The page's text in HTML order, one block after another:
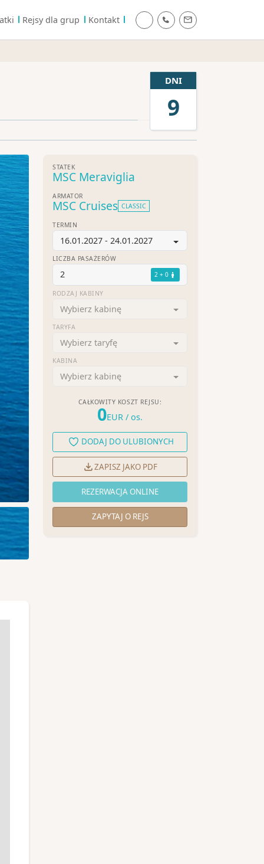
Rejsy dla grup Kontakt
DNI
9
STATEK
MSC Meraviglia
ARMATOR
MSC Cruises CLASSIC
TERMIN
16.01.2027 - 24.01.2027
LICZBA PASAŻERÓW
2 2 + 0
RODZAJ KABINY
Wybierz kabinę
TARYFA
Wybierz taryfę
KABINA
Wybierz kabinę
CAŁKOWITY KOSZT REJSU:
0EUR / os.
DODAJ DO ULUBIONYCH
ZAPISZ JAKO PDF
REZERWACJA ONLINE
ZAPYTAJ O REJS